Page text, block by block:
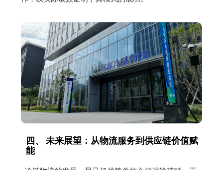
四、 未来展望：从物流服务到供应链价值赋
能